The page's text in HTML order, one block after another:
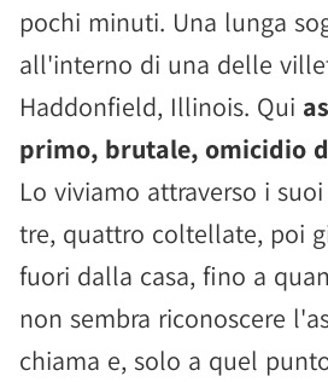
pochi minuti. Una lunga
all'interno di una delle
Haddonfield, Illinois. Qui
primo, brutale, omicidio
Lo viviamo attraverso i
tre, quattro coltellate, poi
fuori dalla casa, fino a
non sembra riconoscere
chiama e, solo a quel